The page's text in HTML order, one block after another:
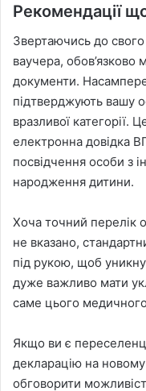
Рекомендації
Звертаючись до
ваучера, обов’язково
документи.
підтверджують вашу
вразливої категорії.
електронна довідка
посвідчення особи з
народження дитини.
Хоча точний перелік
не вказано,
під рукою, щоб
дуже важливо мати
саме цього медичного
Якщо ви є
декларацію на
обговорити